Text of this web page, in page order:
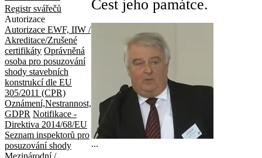
Registr svářečů
Autorizace
Autorizace EWF, IIW /
Akreditace/Zrušené
certifikáty Oprávněná
osoba pro posuzování
shody stavebních
konstrukcí dle EU
305/2011 (CPR)
Oznámení,Nestrannost,
GDPR Notifikace -
Direktiva 2014/68/EU
Seznam inspektorů pro
posuzování shody
Mezinárodní /
Čest jeho památce.
...